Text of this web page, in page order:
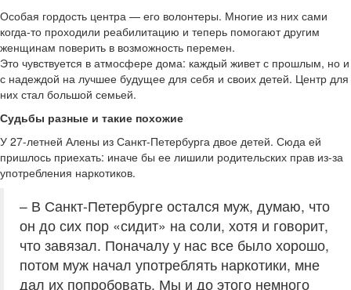
Особая гордость центра — его волонтеры. Многие из них сами
когда-то проходили реабилитацию и теперь помогают другим
женщинам поверить в возможность перемен.
Это чувствуется в атмосфере дома: каждый живет с прошлым, но и
с надеждой на лучшее будущее для себя и своих детей. Центр для
них стал большой семьей.
Судьбы разные и такие похожие
У 27-летней Алены из Санкт-Петербурга двое детей. Сюда ей
пришлось приехать: иначе бы ее лишили родительских прав из-за
употребления наркотиков.
– В Санкт-Петербурге остался муж, думаю, что
он до сих пор «сидит» на соли, хотя и говорит,
что завязал. Поначалу у нас все было хорошо,
потом муж начал употреблять наркотики, мне
дал их попробовать. Мы и до этого немного